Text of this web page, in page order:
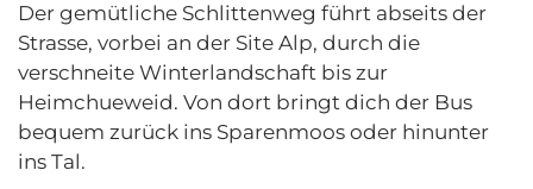
Der gemütliche Schlittenweg führt abseits der
Strasse, vorbei an der Site Alp, durch die
verschneite Winterlandschaft bis zur
Heimchueweid. Von dort bringt dich der Bus
bequem zurück ins Sparenmoos oder hinunter
ins Tal.